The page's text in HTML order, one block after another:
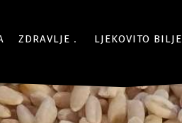
ZDRAVLJE LJEKOVITO BILJE